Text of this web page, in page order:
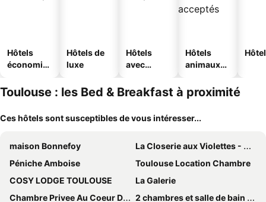
Hôtels
économiq
Hôtels de
luxe
Hôtels
avec
Hôtels
animaux
Toulouse : les Bed & Breakfast à proximité
Ces hôtels sont susceptibles de vous intéresser...
maison Bonnefoy
La Closerie aux Violettes - Maison d'hôtes
Péniche Amboise
Toulouse Location Chambre
COSY LODGE TOULOUSE
La Galerie
Chambre Privee Au Coeur De Ville Toulouse
2 chambres et salle de bain un oasis de bien être Piscine et jardin